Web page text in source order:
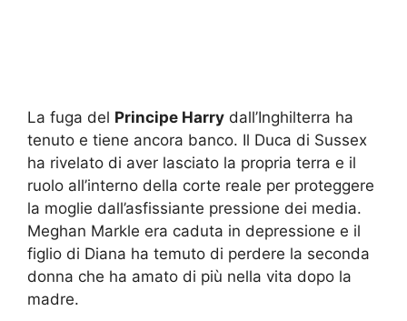
La fuga del Principe Harry dall’Inghilterra ha
tenuto e tiene ancora banco. Il Duca di Sussex
ha rivelato di aver lasciato la propria terra e il
ruolo all’interno della corte reale per proteggere
la moglie dall’asfissiante pressione dei media.
Meghan Markle era caduta in depressione e il
figlio di Diana ha temuto di perdere la seconda
donna che ha amato di più nella vita dopo la
madre.